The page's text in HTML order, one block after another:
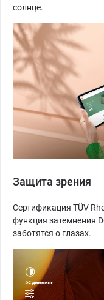
солнце.
Защита зрения
Сертификация TÜV
функция затемнения
заботятся о глазах.